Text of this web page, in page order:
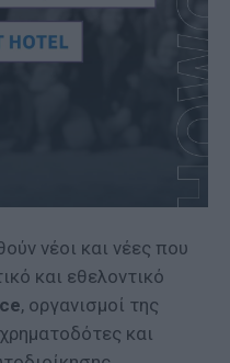
νέοι και νέες που
και εθελοντικό
, οργανισμοί της
και